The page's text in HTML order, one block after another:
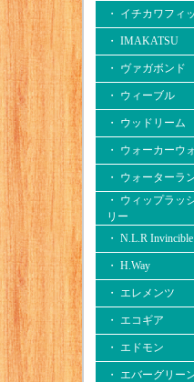
・ イチカワフィ
・ IMAKATSU
・ ヴァガボンド
・ ウィーブル
・ ウッドリーム
・ ウォーカーウ
・ ウォーターラ
・ ウィップラッ
リー
・ N.L.R
・ H.Way
・ エレメンツ
・ エコギア
・ エドモン
・ エバーグリー